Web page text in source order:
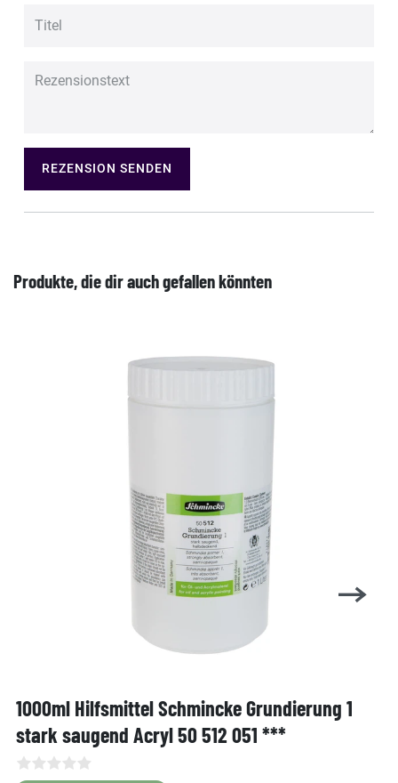
REZENSION SENDEN
Produkte, die dir auch gefallen könnten
1000ml Hilfsmittel Schmincke Grundierung 1
stark saugend Acryl 50 512 051 ***